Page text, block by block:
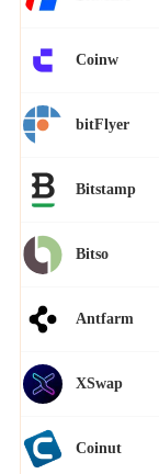
Coinw
bitFlyer
Bitstamp
Bitso
Antfarm
XSwap
Coinut